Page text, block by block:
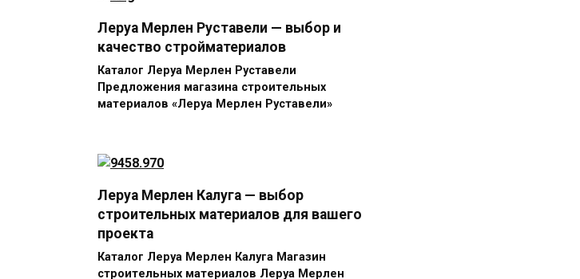
Леруа Мерлен Руставели — выбор и
качество стройматериалов
Каталог Леруа Мерлен Руставели
Предложения магазина строительных
материалов «Леруа Мерлен Руставели»
Леруа Мерлен Калуга — выбор
строительных материалов для вашего
проекта
Каталог Леруа Мерлен Калуга Магазин
строительных материалов Леруа Мерлен